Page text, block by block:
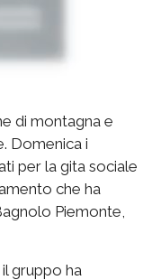
di montagna e
Domenica i
per la gita sociale
che ha
Piemonte,
il gruppo ha